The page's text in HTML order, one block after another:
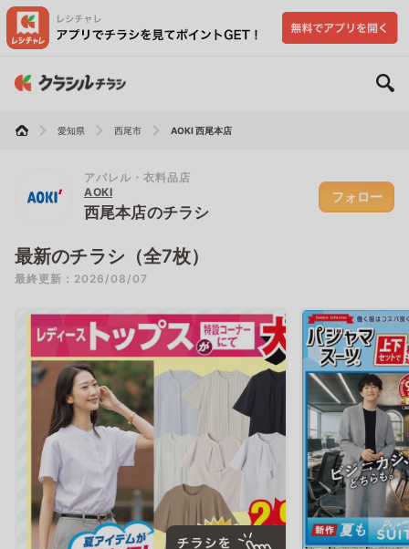
愛知県 西尾市 AOKI 西尾本店
アパレル・衣料品店
AOKI
西尾本店のチラシ
フォロー
最新のチラシ（全7枚）
最終更新：2026/08/07